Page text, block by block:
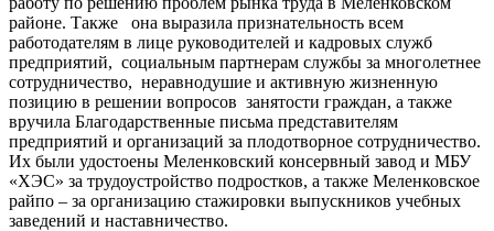
районе. Также она выразила признательность всем
работодателям в лице руководителей и кадровых служб
предприятий, социальным партнерам службы за многолетнее
сотрудничество, неравнодушие и активную жизненную
позицию в решении вопросов занятости граждан, а также
вручила Благодарственные письма представителям
предприятий и организаций за плодотворное сотрудничество.
Их были удостоены Меленковский консервный завод и МБУ
«ХЭС» за трудоустройство подростков, а также Меленковское
райпо – за организацию стажировки выпускников учебных
заведений и наставничество.